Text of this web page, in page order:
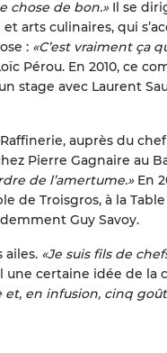
chose de bon.»Il se
arts culinaires, qui
: «C’est vraiment ça
Pérou. En 2010, ce
avec Laurent
auprès du
Pierre Gagnaire au
de l’amertume.»En
Troisgros, à la
Guy Savoy.
ailes. «Je suis fils de
certaine idée de la
en infusion, cinq